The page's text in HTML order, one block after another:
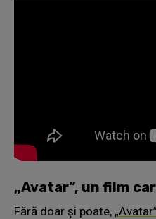
„Avatar”, un film
Fără doar și poate, „Avatar”